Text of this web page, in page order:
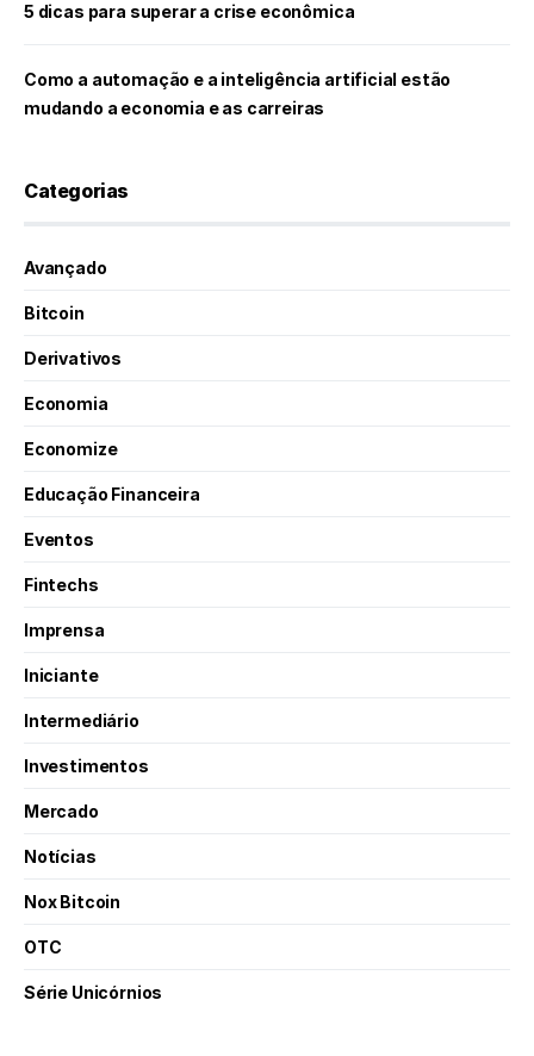
5 dicas para superar a crise econômica
Como a automação e a inteligência artificial estão
mudando a economia e as carreiras
Categorias
Avançado
Bitcoin
Derivativos
Economia
Economize
Educação Financeira
Eventos
Fintechs
Imprensa
Iniciante
Intermediário
Investimentos
Mercado
Notícias
Nox Bitcoin
OTC
Série Unicórnios